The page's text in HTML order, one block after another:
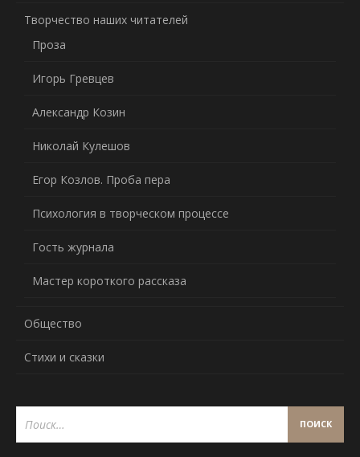
Творчество наших читателей
Проза
Игорь Гревцев
Александр Козин
Николай Кулешов
Егор Козлов. Проба пера
Психология в творческом процессе
Гость журнала
Мастер короткого рассказа
Общество
Стихи и сказки